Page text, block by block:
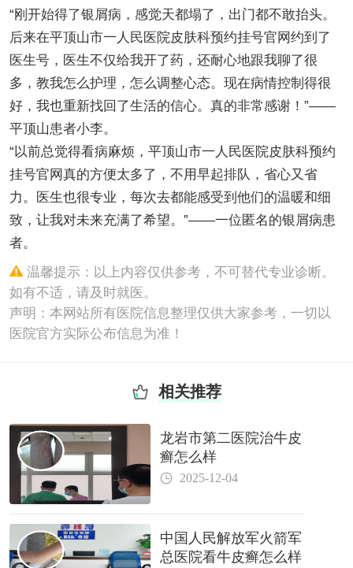
“刚开始得了银屑病，感觉天都塌了，出门都不敢抬头。
后来在平顶山市一人民医院皮肤科预约挂号官网约到了
医生号，医生不仅给我开了药，还耐心地跟我聊了很
多，教我怎么护理，怎么调整心态。现在病情控制得很
好，我也重新找回了生活的信心。真的非常感谢！”——
平顶山患者小李。
“以前总觉得看病麻烦，平顶山市一人民医院皮肤科预约
挂号官网真的方便太多了，不用早起排队，省心又省
力。医生也很专业，每次去都能感受到他们的温暖和细
致，让我对未来充满了希望。”——一位匿名的银屑病患
者。
温馨提示：以上内容仅供参考，不可替代专业诊断。
如有不适，请及时就医。
声明：本网站所有医院信息整理仅供大家参考，一切以
医院官方实际公布信息为准！
相关推荐
龙岩市第二医院治牛皮
癣怎么样
2025-12-04
中国人民解放军火箭军
总医院看牛皮癣怎么样